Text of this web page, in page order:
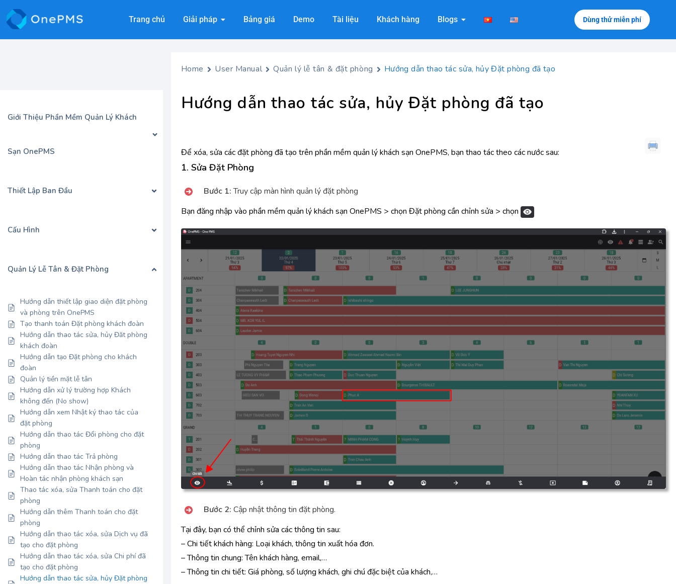
Trang chủ Giải pháp Bảng giá Demo Tài liệu Khách hàng Blogs Dùng thử miễn phí
Giới Thiệu Phần Mềm Quản Lý Khách
Sạn OnePMS
Thiết Lập Ban Đầu
Cấu Hình
Quản Lý Lễ Tân & Đặt Phòng
Hướng dẫn thiết lập giao diện đặt phòng
và phòng trên OnePMS
Tạo thanh toán Đặt phòng khách đoàn
Hướng dẫn thao tác sửa, hủy Đăt phòng
khách đoàn
Hướng dẫn tạo Đặt phòng cho khách
đoàn
Quản lý tiền mặt lễ tân
Hướng dẫn xử lý trường hợp Khách
không đến (No show)
Hướng dẫn xem Nhật ký thao tác của
đặt phòng
Hướng dẫn thao tác Đổi phòng cho đặt
phòng
Hướng dẫn thao tác Trả phòng
Hướng dẫn thao tác Nhận phòng và
Hoàn tác nhận phòng khách sạn
Thao tác xóa, sửa Thanh toán cho đặt
phòng
Hướng dẫn thêm Thanh toán cho đặt
phòng
Hướng dẫn thao tác xóa, sửa Dịch vụ đã
tạo cho đặt phòng
Hướng dẫn thao tác xóa, sửa Chi phí đã
tạo cho đặt phòng
Hướng dẫn thao tác sửa, hủy Đặt phòng
Home User Manual Quản lý lễ tân & đặt phòng Hướng dẫn thao tác sửa, hủy Đặt phòng đã tạo
Hướng dẫn thao tác sửa, hủy Đặt phòng đã tạo
Để xóa, sửa các đặt phòng đã tạo trên phần mềm quản lý khách sạn OnePMS, bạn thao tác theo các nước sau:
1. Sửa Đặt Phòng
Bước 1:Truy cập màn hình quản lý đặt phòng
Bạn đăng nhập vào phần mềm quản lý khách sạn OnePMS > chọn Đặt phòng cần chỉnh sửa > chọn
Bước 2: Cập nhật thông tin đặt phòng.
Tại đây, bạn có thể chỉnh sửa các thông tin sau:
– Chi tiết khách hàng: Loại khách, thông tin xuất hóa đơn.
– Thông tin chung: Tên khách hàng, email,…
– Thông tin chi tiết: Giá phòng, số lượng khách, ghi chú đặc biệt của khách,…